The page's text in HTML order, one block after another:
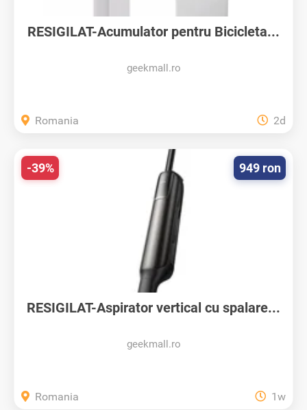
RESIGILAT-Acumulator pentru Bicicleta...
geekmall.ro
Romania 2d
RESIGILAT-Aspirator vertical cu spalare...
geekmall.ro
949 ron
-39%
Romania 1w